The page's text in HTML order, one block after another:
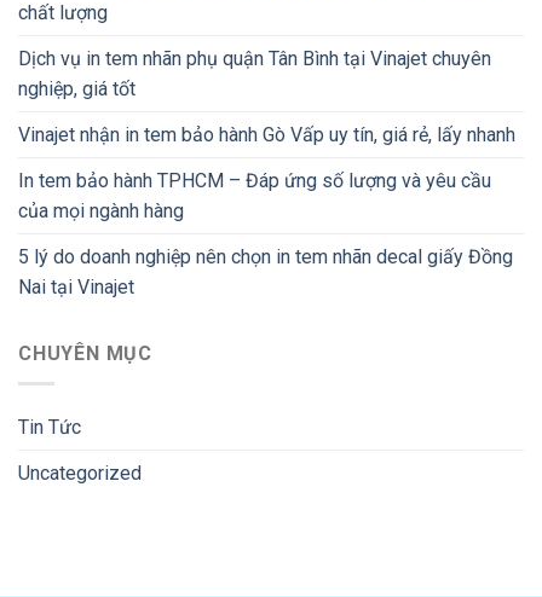
chất lượng
Dịch vụ in tem nhãn phụ quận Tân Bình tại Vinajet chuyên
nghiệp, giá tốt
Vinajet nhận in tem bảo hành Gò Vấp uy tín, giá rẻ, lấy nhanh
In tem bảo hành TPHCM – Đáp ứng số lượng và yêu cầu
của mọi ngành hàng
5 lý do doanh nghiệp nên chọn in tem nhãn decal giấy Đồng
Nai tại Vinajet
CHUYÊN MỤC
Tin Tức
Uncategorized